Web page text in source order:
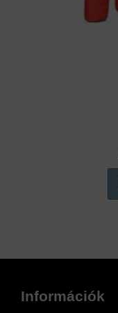
Információk